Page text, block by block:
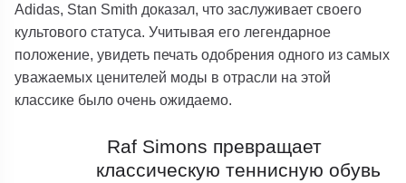
Adidas, Stan Smith доказал, что заслуживает своего
культового статуса. Учитывая его легендарное
положение, увидеть печать одобрения одного из самых
уважаемых ценителей моды в отрасли на этой
классике было очень ожидаемо.
Raf Simons превращает
классическую теннисную обувь